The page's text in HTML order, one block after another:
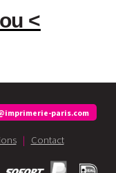
<
paris.com
| Contact